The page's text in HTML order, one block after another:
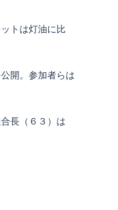
トは灯油に比
開。参加者らは
長（６３）は